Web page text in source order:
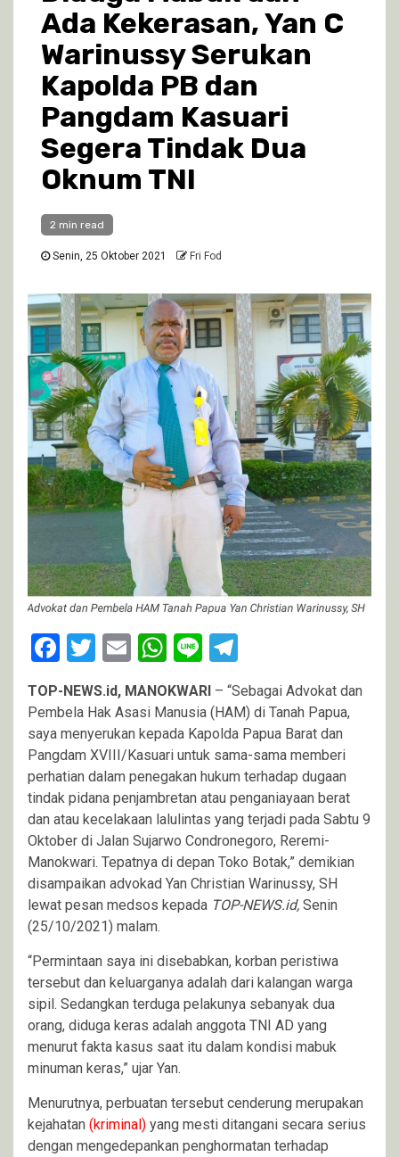
Ada Kekerasan, Yan C
Warinussy Serukan
Kapolda PB dan
Pangdam Kasuari
Segera Tindak Dua
Oknum TNI
2 min read
Senin, 25 Oktober 2021 Fri Fod
Facebook
Twitter
EmailWhatsApp
Line
TOP-NEWS.id, MANOKWARI – “Sebagai Advokat dan
Pembela Hak Asasi Manusia (HAM) di Tanah Papua,
saya menyerukan kepada Kapolda Papua Barat dan
Pangdam XVIII/Kasuari untuk sama-sama memberi
perhatian dalam penegakan hukum terhadap dugaan
tindak pidana penjambretan atau penganiayaan berat
dan atau kecelakaan lalulintas yang terjadi pada Sabtu 9
Oktober di Jalan Sujarwo Condronegoro, Reremi-
Manokwari. Tepatnya di depan Toko Botak,” demikian
disampaikan advokad Yan Christian Warinussy, SH
lewat pesan medsos kepada TOP-NEWS.id, Senin
(25/10/2021) malam.
“Permintaan saya ini disebabkan, korban peristiwa
tersebut dan keluarganya adalah dari kalangan warga
sipil. Sedangkan terduga pelakunya sebanyak dua
orang, diduga keras adalah anggota TNI AD yang
menurut fakta kasus saat itu dalam kondisi mabuk
minuman keras,” ujar Yan.
Menurutnya, perbuatan tersebut cenderung merupakan
kejahatan (kriminal) yang mesti ditangani secara serius
dengan mengedepankan penghormatan terhadap